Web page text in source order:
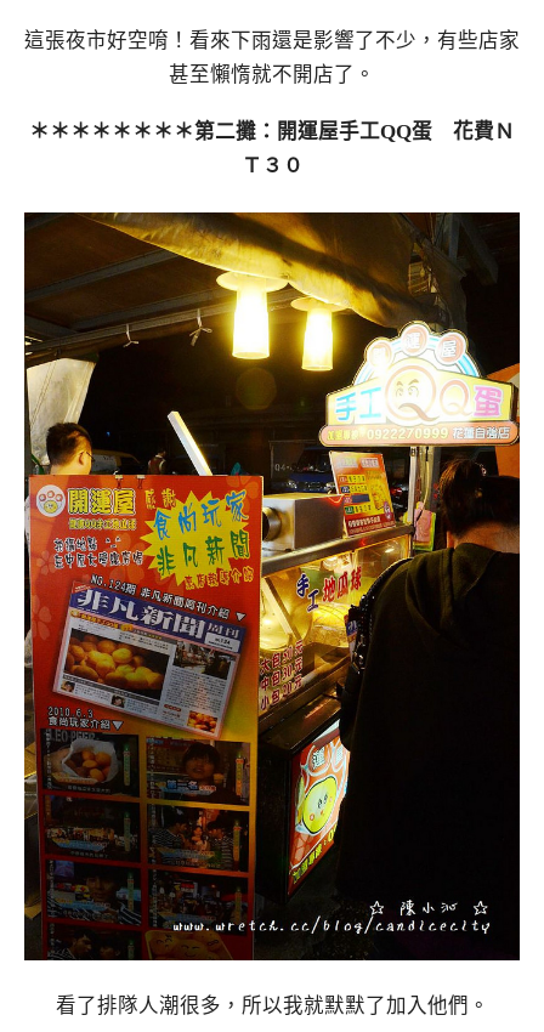
這張夜市好空唷！看來下雨還是影響了不少，有些店家
甚至懶惰就不開店了。
＊＊＊＊＊＊＊＊第二攤：開運屋手工QQ蛋 花費Ｎ
Ｔ３０
看了排隊人潮很多，所以我就默默了加入他們。